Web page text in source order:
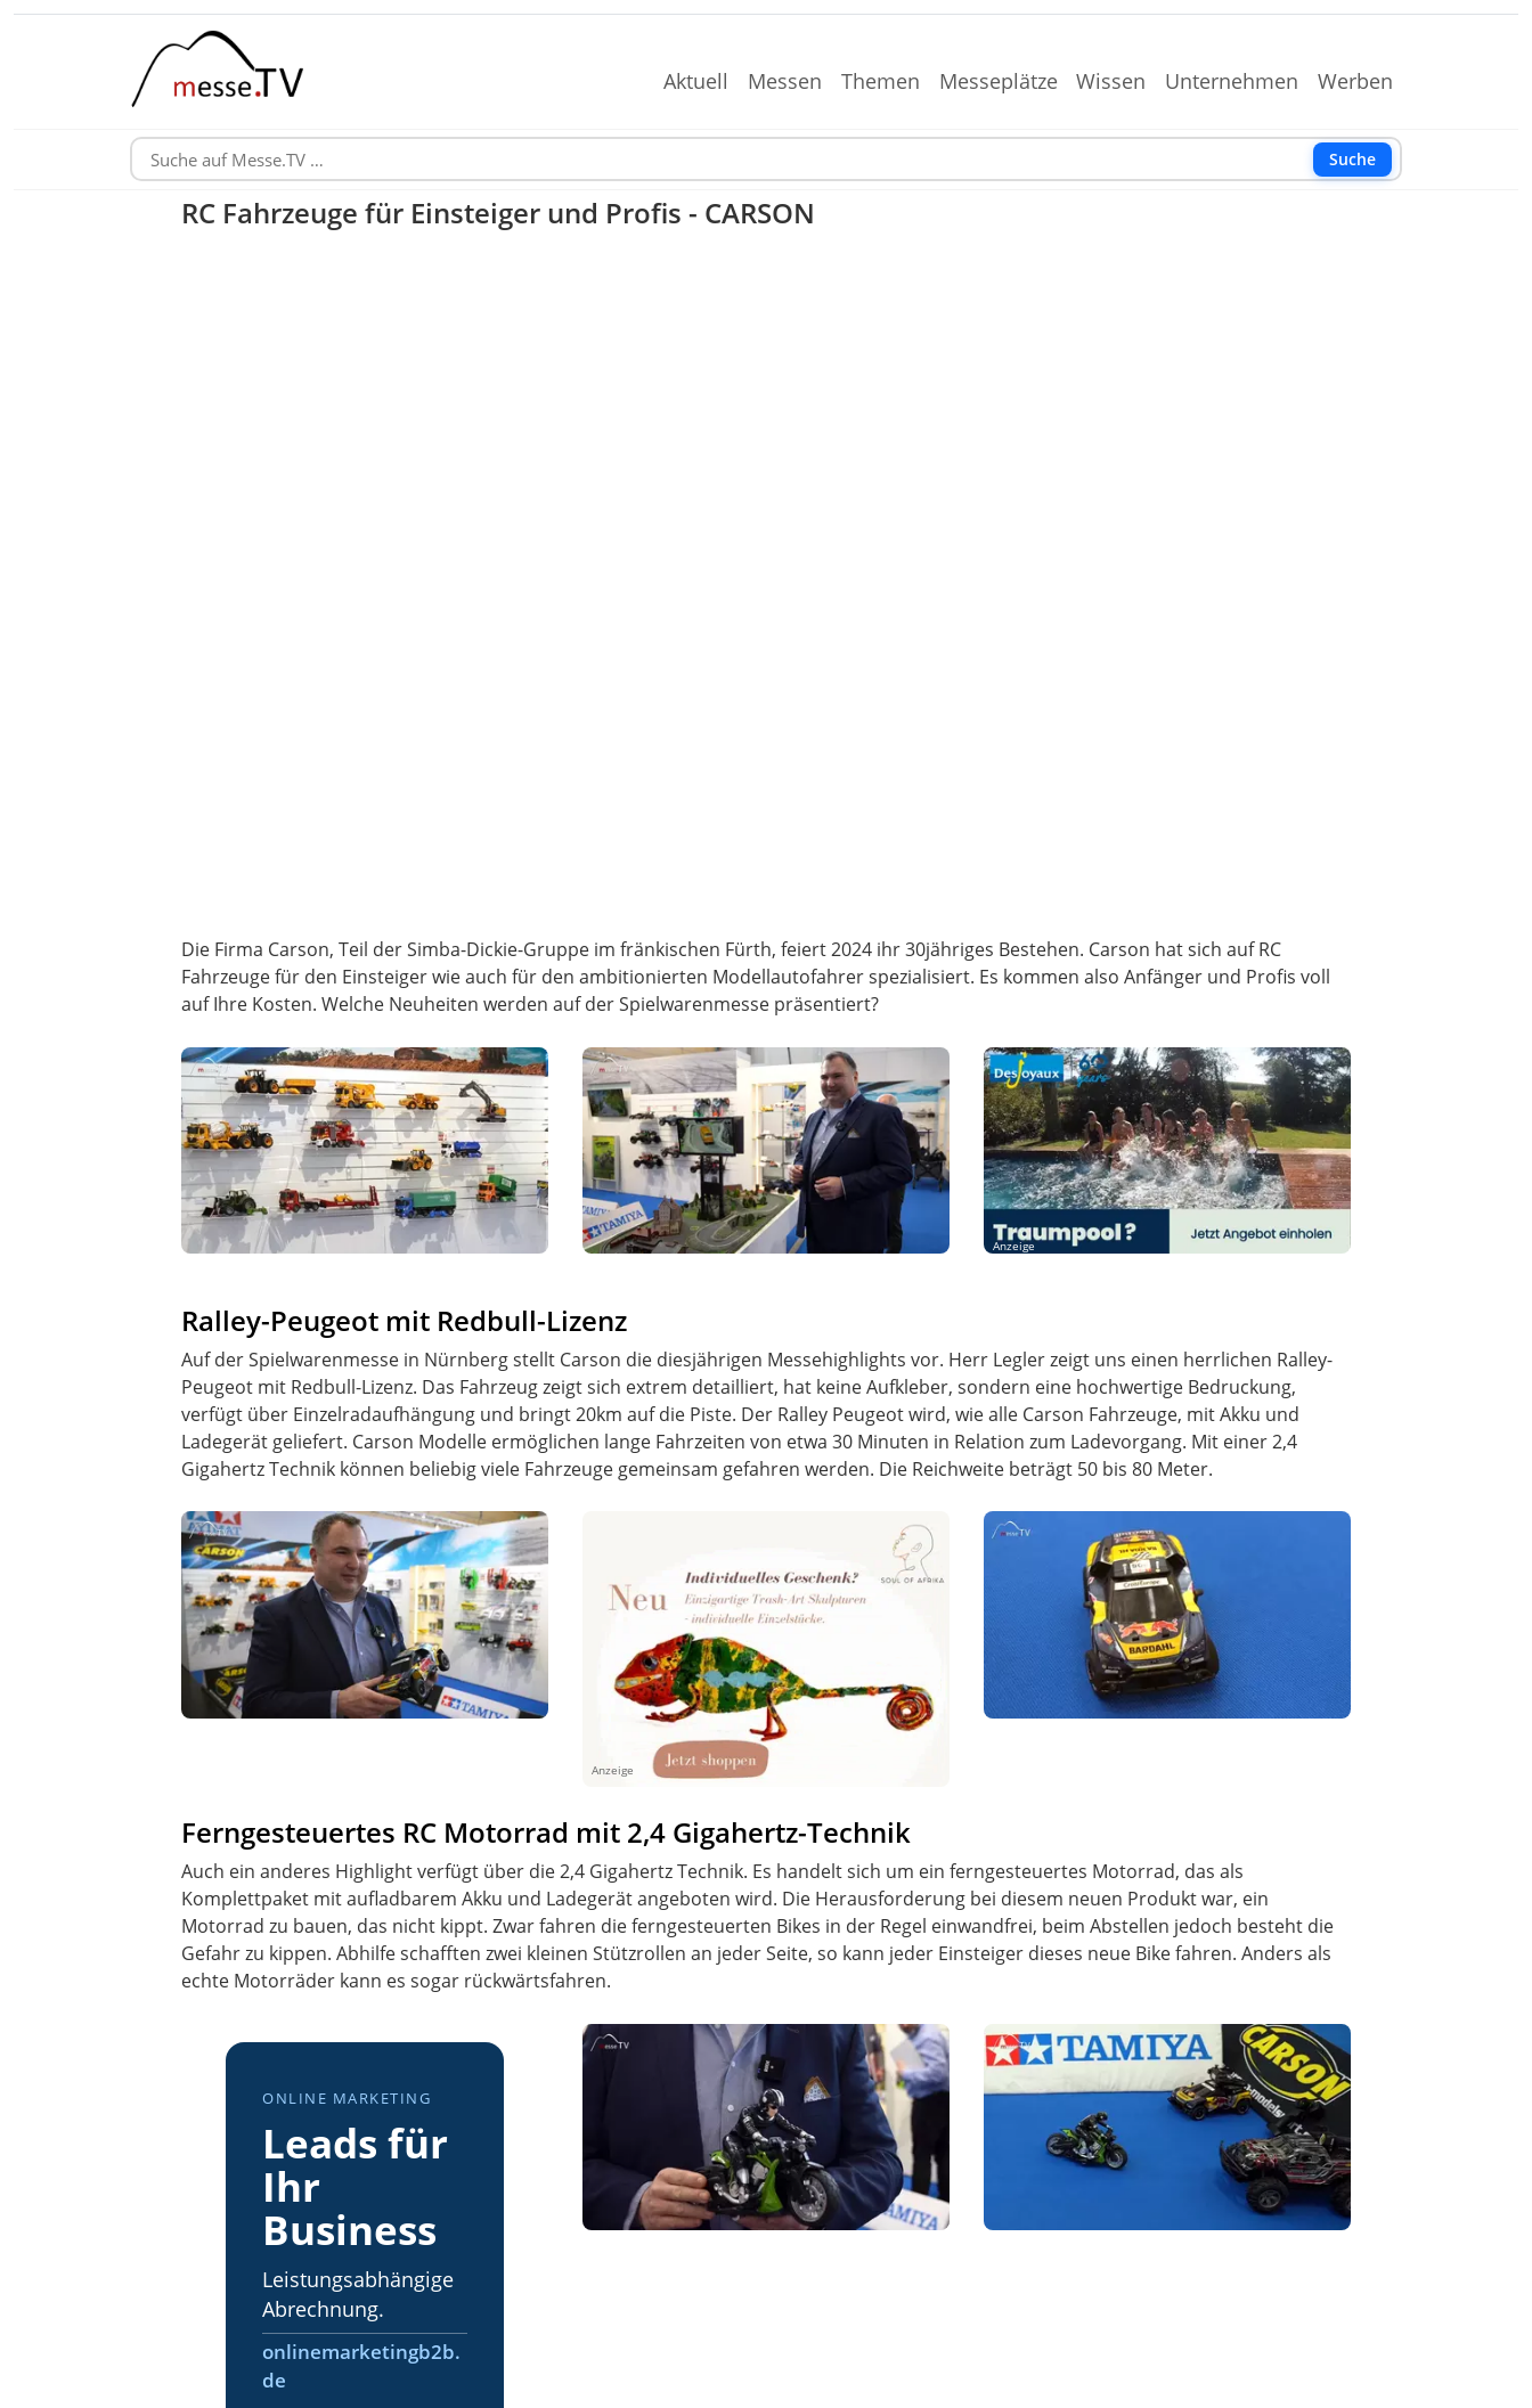
Aktuell Messen Themen Messeplätze Wissen Unternehmen Werben
Suche
RC Fahrzeuge für Einsteiger und Profis - CARSON
Die Firma Carson, Teil der Simba-Dickie-Gruppe im fränkischen Fürth, feiert 2024 ihr 30jähriges Bestehen. Carson hat sich auf RC
Fahrzeuge für den Einsteiger wie auch für den ambitionierten Modellautofahrer spezialisiert. Es kommen also Anfänger und Profis voll
auf Ihre Kosten. Welche Neuheiten werden auf der Spielwarenmesse präsentiert?
Anzeige
Ralley-Peugeot mit Redbull-Lizenz
Auf der Spielwarenmesse in Nürnberg stellt Carson die diesjährigen Messehighlights vor. Herr Legler zeigt uns einen herrlichen Ralley-
Peugeot mit Redbull-Lizenz. Das Fahrzeug zeigt sich extrem detailliert, hat keine Aufkleber, sondern eine hochwertige Bedruckung,
verfügt über Einzelradaufhängung und bringt 20km auf die Piste. Der Ralley Peugeot wird, wie alle Carson Fahrzeuge, mit Akku und
Ladegerät geliefert. Carson Modelle ermöglichen lange Fahrzeiten von etwa 30 Minuten in Relation zum Ladevorgang. Mit einer 2,4
Gigahertz Technik können beliebig viele Fahrzeuge gemeinsam gefahren werden. Die Reichweite beträgt 50 bis 80 Meter.
Anzeige
Ferngesteuertes RC Motorrad mit 2,4 Gigahertz-Technik
Auch ein anderes Highlight verfügt über die 2,4 Gigahertz Technik. Es handelt sich um ein ferngesteuertes Motorrad, das als
Komplettpaket mit aufladbarem Akku und Ladegerät angeboten wird. Die Herausforderung bei diesem neuen Produkt war, ein
Motorrad zu bauen, das nicht kippt. Zwar fahren die ferngesteuerten Bikes in der Regel einwandfrei, beim Abstellen jedoch besteht die
Gefahr zu kippen. Abhilfe schafften zwei kleinen Stützrollen an jeder Seite, so kann jeder Einsteiger dieses neue Bike fahren. Anders als
echte Motorräder kann es sogar rückwärtsfahren.
ONLINE MARKETING
Leads für
Ihr
Business
Leistungsabhängige
Abrechnung.
onlinemarketingb2b.
de